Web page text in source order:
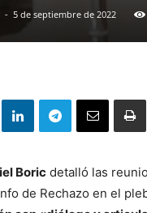
- 5 de septiembre de 2022
Boric detalló las
de Rechazo en el